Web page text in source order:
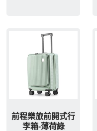
前程樂旅前開式行
李箱-薄荷綠